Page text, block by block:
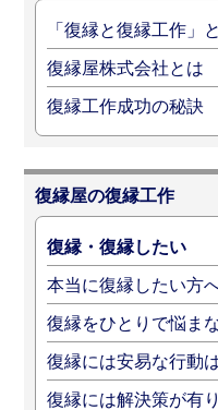
「復縁と復縁工作」
復縁屋株式会社とは
復縁工作成功の秘訣
復縁屋の復縁工作
復縁・復縁したい
本当に復縁したい方
復縁をひとりで悩ま
復縁には安易な行動
復縁には解決策が有